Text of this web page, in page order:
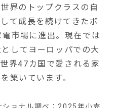
界のトップクラスの自
て成長を続けてきたボ
市場に進出。現在では
してヨーロッパでの大
界47カ国で愛される家
築いています。